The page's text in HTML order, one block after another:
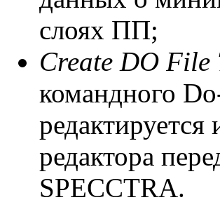
слоях ПП;
Create DO
командного
редактора
SPECCTRA.